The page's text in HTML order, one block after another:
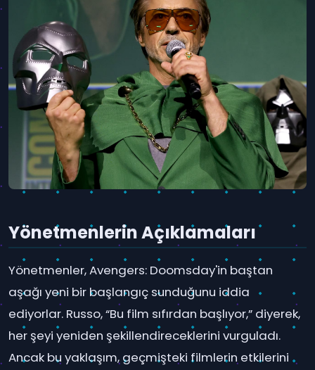
Yönetmenlerin Açıklamaları
Yönetmenler, Avengers: Doomsday'in baştan
aşağı yeni bir başlangıç sunduğunu iddia
ediyorlar. Russo, “Bu film sıfırdan başlıyor,” diyerek,
her şeyi yeniden şekillendireceklerini vurguladı.
Ancak bu yaklaşım, geçmişteki filmlerin etkilerini